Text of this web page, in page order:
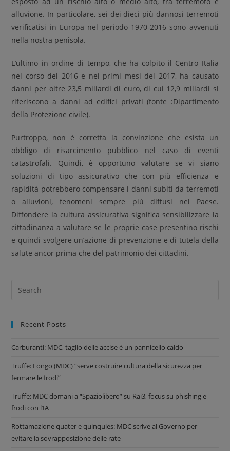
alluvione. In particolare, sei dei dieci più dannosi terremoti
verificatisi in Europa nel periodo 1970-2016 sono avvenuti
nella nostra penisola.
L’ultimo in ordine di tempo, che ha colpito il Centro Italia
nel corso del 2016 e nei primi mesi del 2017, ha causato
danni per oltre 23,5 miliardi di euro, di cui 12,9 miliardi si
riferiscono a danni ad edifici privati (fonte :Dipartimento
della Protezione civile).
Purtroppo, non è corretta la convinzione che esista un
obbligo di risarcimento pubblico nel caso di eventi
catastrofali. Quindi, è opportuno valutare se vi siano
soluzioni di tipo assicurativo che con più efficienza e
rapidità potrebbero compensare i danni subiti da terremoti
o alluvioni, fenomeni sempre più diffusi nel Paese.
Diffondere la cultura assicurativa significa sensibilizzare la
cittadinanza a valutare se le proprie case presentino rischi
e quindi svolgere un’azione di prevenzione e di tutela della
salute ancor prima che del patrimonio dei cittadini.
Recent Posts
Carburanti: MDC, taglio delle accise è un pannicello caldo
Truffe: Longo (MDC) “serve costruire cultura della sicurezza per
fermare le frodi”
Truffe: MDC domani a “Spaziolibero” su Rai3, focus su phishing e
frodi con l’IA
Rottamazione quater e quinquies: MDC scrive al Governo per
evitare la sovrapposizione delle rate